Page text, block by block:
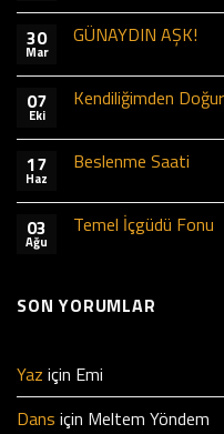
30
Mar
GÜNAYDIN AŞK!
07
Eki
Kendiliğimden
17
Haz
Beslenme Saati
03
Ağu
Temel İçgüdü Fonu
SON YORUMLAR
Yaz için Emi
Dans için Meltem Yöndem